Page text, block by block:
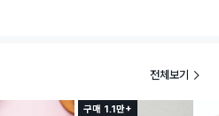
전체보기
구매 1.1만+